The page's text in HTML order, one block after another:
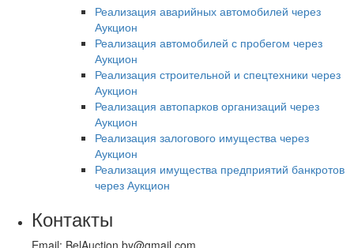
Реализация аварийных автомобилей через
Аукцион
Реализация автомобилей с пробегом через
Аукцион
Реализация строительной и спецтехники через
Аукцион
Реализация автопарков организаций через
Аукцион
Реализация залогового имущества через
Аукцион
Реализация имущества предприятий банкротов
через Аукцион
Контакты